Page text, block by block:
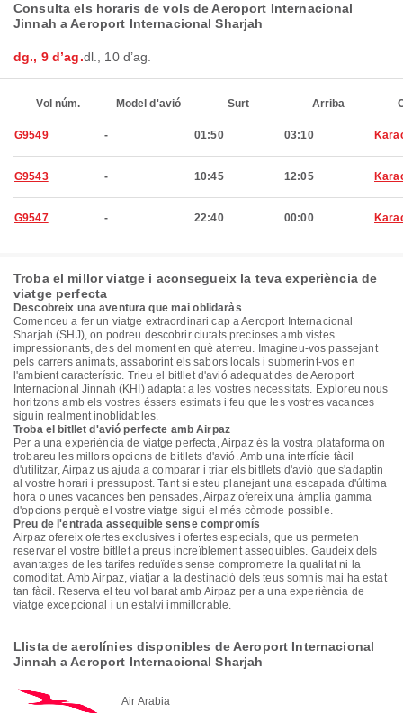
Consulta els horaris de vols de Aeroport Internacional
Jinnah a Aeroport Internacional Sharjah
dg., 9 d’ag.dl., 10 d’ag.
Vol núm. Model d'avió Surt Arriba
G9549 - 01:50 03:10
G9543 - 10:45 12:05
G9547 - 22:40 00:00
Troba el millor viatge i aconsegueix la teva experiència de
viatge perfecta
Descobreix una aventura que mai oblidaràs
Comenceu a fer un viatge extraordinari cap a Aeroport Internacional
Sharjah (SHJ), on podreu descobrir ciutats precioses amb vistes
impressionants, des del moment en què aterreu. Imagineu-vos passejant
pels carrers animats, assaborint els sabors locals i submerint-vos en
l'ambient característic. Trieu el bitllet d'avió adequat des de Aeroport
Internacional Jinnah (KHI) adaptat a les vostres necessitats. Exploreu nous
horitzons amb els vostres éssers estimats i feu que les vostres vacances
siguin realment inoblidables.
Troba el bitllet d'avió perfecte amb Airpaz
Per a una experiència de viatge perfecta, Airpaz és la vostra plataforma on
trobareu les millors opcions de bitllets d'avió. Amb una interfície fàcil
d'utilitzar, Airpaz us ajuda a comparar i triar els bitllets d'avió que s'adaptin
al vostre horari i pressupost. Tant si esteu planejant una escapada d'última
hora o unes vacances ben pensades, Airpaz ofereix una àmplia gamma
d'opcions perquè el vostre viatge sigui el més còmode possible.
Preu de l'entrada assequible sense compromís
Airpaz ofereix ofertes exclusives i ofertes especials, que us permeten
reservar el vostre bitllet a preus increïblement assequibles. Gaudeix dels
avantatges de les tarifes reduïdes sense comprometre la qualitat ni la
comoditat. Amb Airpaz, viatjar a la destinació dels teus somnis mai ha estat
tan fàcil. Reserva el teu vol barat amb Airpaz per a una experiència de
viatge excepcional i un estalvi immillorable.
Llista de aerolínies disponibles de Aeroport Internacional
Jinnah a Aeroport Internacional Sharjah
Air Arabia